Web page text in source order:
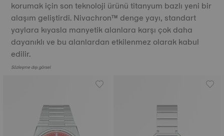
korumak için son teknoloji ürünü titanyum bazlı yeni bir
alaşım geliştirdi. Nivachron™ denge yayı, standart
yaylara kıyasla manyetik alanlara karşı çok daha
dayanıklı ve bu alanlardan etkilenmez olarak kabul
edilir.
Sözleşme dışı görsel